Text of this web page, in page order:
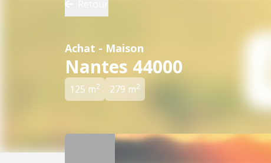
Achat - Maison
Nantes 44000
125 m2 279 m2